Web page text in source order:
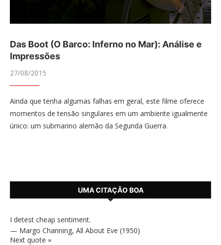
Das Boot (O Barco: Inferno no Mar): Análise e
Impressões
27/08/2015
Ainda que tenha algumas falhas em geral, este filme oferece
momentos de tensão singulares em um ambiente igualmente
único: um submarino alemão da Segunda Guerra.
UMA CITAÇÃO BOA
I detest cheap sentiment.
— Margo Channing, All About Eve (1950)
Next quote »